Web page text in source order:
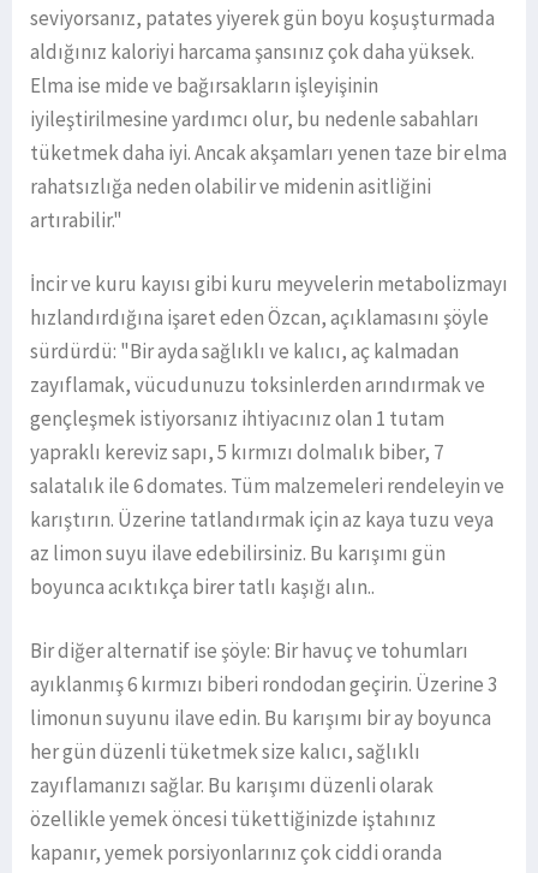
seviyorsanız, patates yiyerek gün boyu koşuşturmada
aldığınız kaloriyi harcama şansınız çok daha yüksek.
Elma ise mide ve bağırsakların işleyişinin
iyileştirilmesine yardımcı olur, bu nedenle sabahları
tüketmek daha iyi. Ancak akşamları yenen taze bir elma
rahatsızlığa neden olabilir ve midenin asitliğini
artırabilir."
İncir ve kuru kayısı gibi kuru meyvelerin metabolizmayı
hızlandırdığına işaret eden Özcan, açıklamasını şöyle
sürdürdü: "Bir ayda sağlıklı ve kalıcı, aç kalmadan
zayıflamak, vücudunuzu toksinlerden arındırmak ve
gençleşmek istiyorsanız ihtiyacınız olan 1 tutam
yapraklı kereviz sapı, 5 kırmızı dolmalık biber, 7
salatalık ile 6 domates. Tüm malzemeleri rendeleyin ve
karıştırın. Üzerine tatlandırmak için az kaya tuzu veya
az limon suyu ilave edebilirsiniz. Bu karışımı gün
boyunca acıktıkça birer tatlı kaşığı alın..
Bir diğer alternatif ise şöyle: Bir havuç ve tohumları
ayıklanmış 6 kırmızı biberi rondodan geçirin. Üzerine 3
limonun suyunu ilave edin. Bu karışımı bir ay boyunca
her gün düzenli tüketmek size kalıcı, sağlıklı
zayıflamanızı sağlar. Bu karışımı düzenli olarak
özellikle yemek öncesi tükettiğinizde iştahınız
kapanır, yemek porsiyonlarınız çok ciddi oranda